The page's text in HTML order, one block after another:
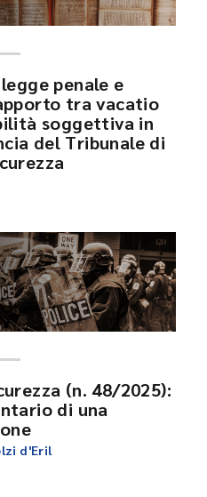
penale e
tra vacatio
soggettiva in
del Tribunale di
(n. 48/2025):
di una
d'Eril